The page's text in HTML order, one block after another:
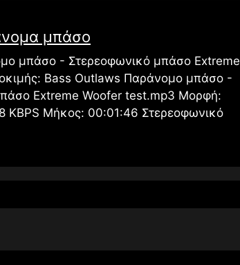
μπάσο
μπάσο - Στερεοφωνικό μπάσο Extreme
Bass Outlaws Παράνομο μπάσο -
Extreme Woofer test.mp3 Μορφή:
KBPS Μήκος: 00:01:46 Στερεοφωνικό